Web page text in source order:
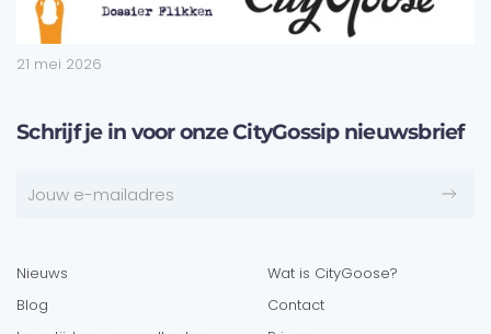
21 mei 2026
Schrijf je in voor onze CityGossip nieuwsbrief
Nieuws
Blog
Wat is CityGoose?
Contact